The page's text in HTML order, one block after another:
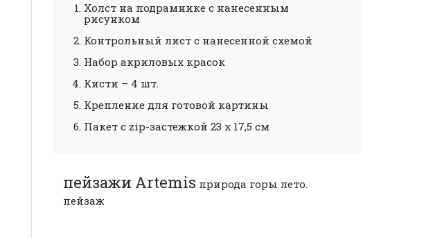
Холст на подрамнике с нанесенным
рисунком
Контрольный лист с нанесенной схемой
Набор акриловых красок
Кисти – 4 шт.
Крепление для готовой картины
Пакет с zip-застежкой 23 х 17,5 см
пейзажи Artemis природа горы лето.
пейзаж